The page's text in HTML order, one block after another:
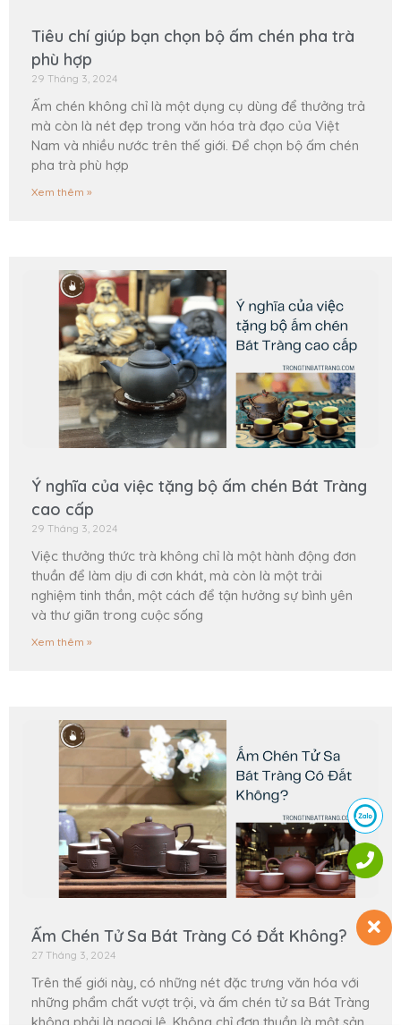
Tiêu chí giúp bạn chọn bộ ấm chén pha trà
phù hợp
29 Tháng 3, 2024
Ấm chén không chỉ là một dụng cụ dùng để thưởng trả
mà còn là nét đẹp trong văn hóa trà đạo của Việt
Nam và nhiều nước trên thế giới. Để chọn bộ ấm chén
pha trà phù hợp
Xem thêm »
Ý nghĩa của việc tặng bộ ấm chén Bát Tràng
cao cấp
29 Tháng 3, 2024
Việc thưởng thức trà không chỉ là một hành động đơn
thuần để làm dịu đi cơn khát, mà còn là một trải
nghiệm tinh thần, một cách để tận hưởng sự bình yên
và thư giãn trong cuộc sống
Xem thêm »
Ấm Chén Tử Sa Bát Tràng Có Đắt Không?
27 Tháng 3, 2024
Trên thế giới này, có những nét đặc trưng văn hóa với
những phẩm chất vượt trội, và ấm chén tử sa Bát Tràng